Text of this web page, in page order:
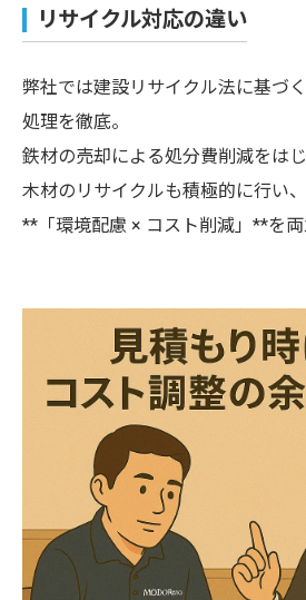
リサイクル対応の違い
弊社では建設リサイクル法に基づ
処理を徹底。
鉄材の売却による処分費削減をは
木材のリサイクルも積極的に行い、
**「環境配慮 × コスト削減」**を両